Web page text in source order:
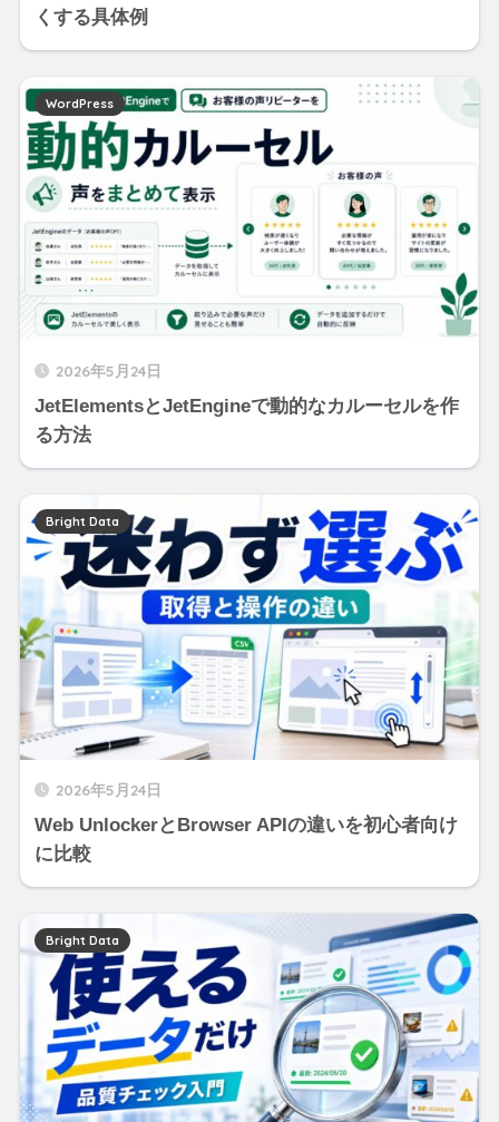
くする具体例
2026年5月24日
JetElementsとJetEngineで動的なカルーセルを作
る方法
WordPress
2026年5月24日
Web UnlockerとBrowser APIの違いを初心者向け
に比較
Bright Data
Bright Data